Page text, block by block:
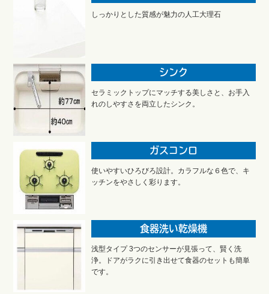
しっかりとした質感が魅力の人工大理石
シンク
セラミックトップにマッチする美しさと、お手入
れのしやすさを両立したシンク。
ガスコンロ
使いやすいひろびろ設計。カラフルな６色で、キ
ッチンをやさしく彩ります。
食器洗い乾燥機
浅型タイプ 3つのセンサーが見張って、賢く洗
浄。ドアがラクに引き出せて食器のセットも簡単
です。